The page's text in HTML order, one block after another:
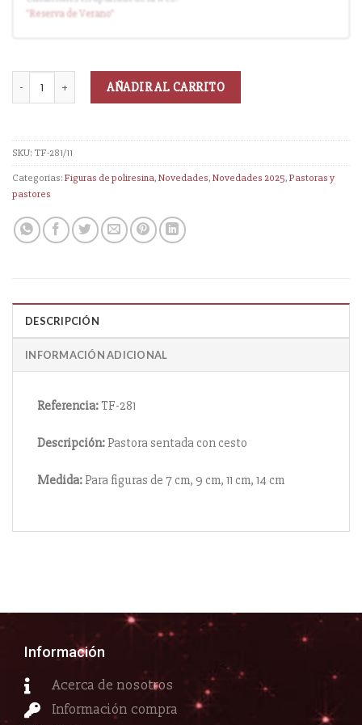
"Reservade Verano"
AÑADIR AL CARRITO
SKU: TF-281/11
Categorías:Figuras de poliresina,Novedades,Novedades 2025,Pastoras y
pastores
DESCRIPCIÓN
INFORMACIÓN ADICIONAL
Referencia:TF-281
Descripción: Pastora sentada con cesto
Medida: Para figuras de 7 cm, 9 cm, 11 cm, 14 cm
Información
Acerca de nosotros
Información compra